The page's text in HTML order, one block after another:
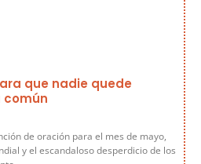
que nadie quede
común
de oración para el mes de mayo,
y el escandaloso desperdicio de los